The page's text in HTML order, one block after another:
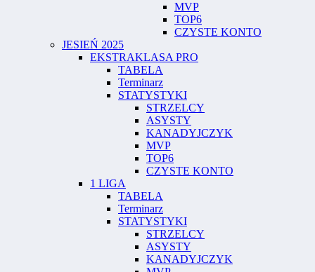
MVP
TOP6
CZYSTE KONTO
JESIEŃ 2025
EKSTRAKLASA PRO
TABELA
Terminarz
STATYSTYKI
STRZELCY
ASYSTY
KANADYJCZYK
MVP
TOP6
CZYSTE KONTO
1 LIGA
TABELA
Terminarz
STATYSTYKI
STRZELCY
ASYSTY
KANADYJCZYK